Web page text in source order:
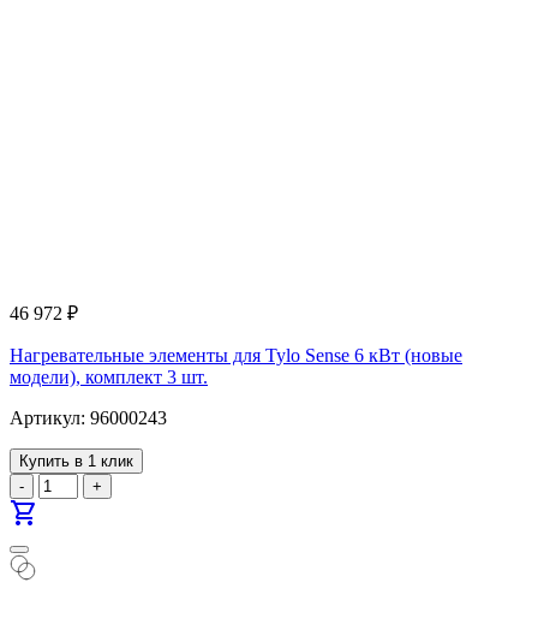
46 972 ₽
Нагревательные элементы для Tylo Sense 6 кВт (новые
модели), комплект 3 шт.
Артикул: 96000243
Купить в 1 клик
-
+
shopping_cart